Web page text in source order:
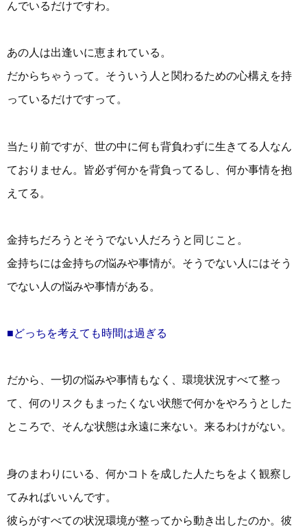
んでいるだけですわ。
あの人は出逢いに恵まれている。
だからちゃうって。そういう人と関わるための心構えを持
っているだけですって。
当たり前ですが、世の中に何も背負わずに生きてる人なん
ておりません。皆必ず何かを背負ってるし、何か事情を抱
えてる。
金持ちだろうとそうでない人だろうと同じこと。
金持ちには金持ちの悩みや事情が。そうでない人にはそう
でない人の悩みや事情がある。
■どっちを考えても時間は過ぎる
だから、一切の悩みや事情もなく、環境状況すべて整っ
て、何のリスクもまったくない状態で何かをやろうとした
ところで、そんな状態は永遠に来ない。来るわけがない。
身のまわりにいる、何かコトを成した人たちをよく観察し
てみればいいんです。
彼らがすべての状況環境が整ってから動き出したのか。彼